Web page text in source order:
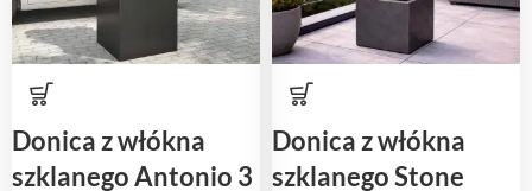
Donica z włókna
szklanego Antonio 3
Donica z włókna
szklanego Stone